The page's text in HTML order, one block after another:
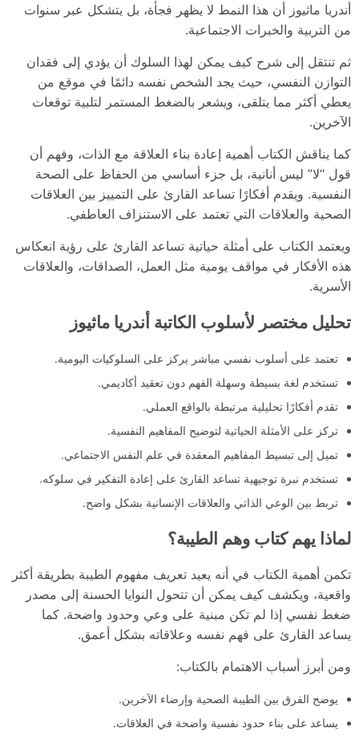
أندريا ماثيوز أن هذا النمط لا يظهر فجأة، بل يتشكل عبر سنوات
من التربية والخبرات الاجتماعية.
ثم تنتقل إلى شرح كيف يمكن لهذا السلوك أن يؤدي إلى فقدان
التوازن النفسي، حيث يجد الشخص نفسه دائمًا في موقع من
يعطي أكثر مما يتلقى، ويشعر بالضغط المستمر لتلبية توقعات
الآخرين.
كما يناقش الكتاب أهمية إعادة بناء العلاقة مع الذات، وفهم أن
قول “لا” ليس أنانية، بل جزء أساسي من الحفاظ على الصحة
النفسية. ويقدم أفكارًا تساعد القارئ على التمييز بين العلاقات
الصحية والعلاقات التي تعتمد على الاستنزاف العاطفي.
ويعتمد الكتاب على أمثلة حياتية تساعد القارئ على رؤية انعكاس
هذه الأفكار في مواقف يومية مثل العمل، الصداقات، والعلاقات
الأسرية.
تحليل مختصر لأسلوب الكاتبة أندريا ماثيوز
تعتمد على أسلوب نفسي مباشر يركز على السلوكيات اليومية.
تستخدم لغة بسيطة وسهلة الفهم دون تعقيد أكاديمي.
تقدم أفكارًا تحليلية مرتبطة بالواقع العملي.
تركز على الأمثلة الحياتية لتوضيح المفاهيم النفسية.
تميل إلى تبسيط المفاهيم المعقدة في علم النفس الاجتماعي.
تستخدم نبرة توجيهية تساعد القارئ على إعادة التفكير في سلوكه.
تربط بين الوعي الذاتي والعلاقات الإنسانية بشكل واضح.
لماذا يهم كتاب وهم الطيبة؟
تكمن أهمية الكتاب في أنه يعيد تعريف مفهوم الطيبة بطريقة أكثر
واقعية، ويكشف كيف يمكن أن تتحول النوايا الحسنة إلى مصدر
ضغط نفسي إذا لم تكن مبنية على وعي وحدود واضحة. كما
يساعد القارئ على فهم نفسه وعلاقاته بشكل أعمق.
ومن أبرز أسباب الاهتمام بالكتاب:
يوضح الفرق بين الطيبة الصحية وإرضاء الآخرين.
يساعد على بناء حدود نفسية واضحة في العلاقات.